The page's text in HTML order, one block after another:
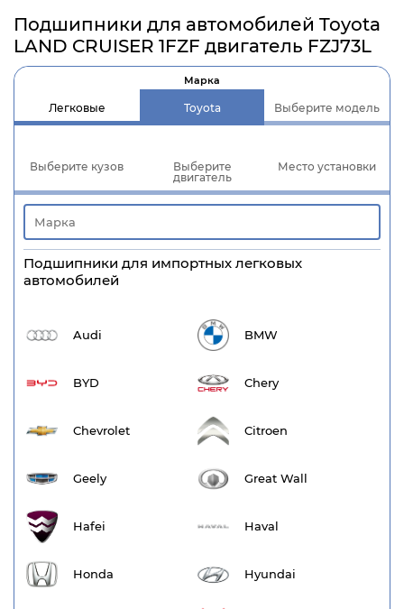
Подшипники для автомобилей Toyota
LAND CRUISER 1FZF двигатель FZJ73L
Легковые
Марка
Toyota Выберите модель
Выберите кузов
Выберите
двигатель
Место установки
Подшипники для импортных легковых
автомобилей
Audi BMW
BYD Chery
Chevrolet Citroen
Geely Great Wall
Hafei Haval
Honda Hyundai